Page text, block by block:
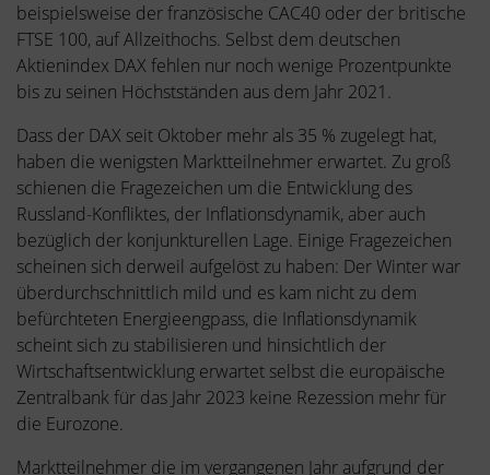
beispielsweise der französische CAC40 oder der britische
FTSE 100, auf Allzeithochs. Selbst dem deutschen
Aktienindex DAX fehlen nur noch wenige Prozentpunkte
bis zu seinen Höchstständen aus dem Jahr 2021.
Dass der DAX seit Oktober mehr als 35 % zugelegt hat,
haben die wenigsten Marktteilnehmer erwartet. Zu groß
schienen die Fragezeichen um die Entwicklung des
Russland-Konfliktes, der Inflationsdynamik, aber auch
bezüglich der konjunkturellen Lage. Einige Fragezeichen
scheinen sich derweil aufgelöst zu haben: Der Winter war
überdurchschnittlich mild und es kam nicht zu dem
befürchteten Energieengpass, die Inflationsdynamik
scheint sich zu stabilisieren und hinsichtlich der
Wirtschaftsentwicklung erwartet selbst die europäische
Zentralbank für das Jahr 2023 keine Rezession mehr für
die Eurozone.
Marktteilnehmer die im vergangenen Jahr aufgrund der